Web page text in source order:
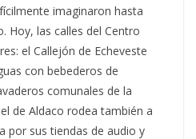
imaginaron hasta
Hoy, las calles del Centro
el Callejón de Echeveste
con bebederos de
comunales de la
de Aldaco rodea también a
por sus tiendas de audio y